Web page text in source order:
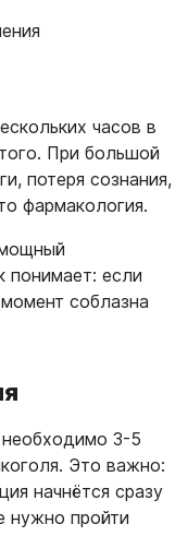
часов в
При большой
потеря сознания,
фармакология.
понимает: если
соблазна
3-5
Это важно:
начнётся сразу
нужно пройти